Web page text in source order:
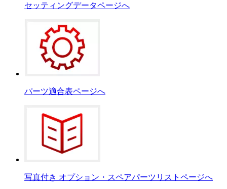
セッティングデータページへ
パーツ適合表ページへ
写真付き オプション・スペアパーツリストページへ